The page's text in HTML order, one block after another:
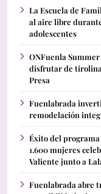
La Escuela de
al aire libre
adolescentes
ONFuenla
disfrutar de
Presa
Fuenlabrada
remodelación
Éxito del
1.600 mujeres
Valiente junto a
Fuenlabrada abre